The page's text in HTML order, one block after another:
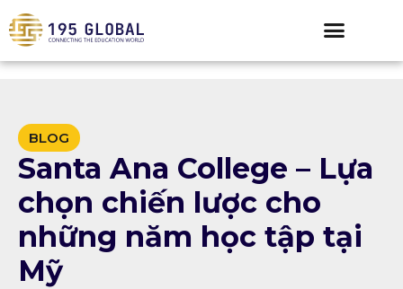
BLOG
Santa Ana College – Lựa
chọn chiến lược cho
những năm học tập tại
Mỹ